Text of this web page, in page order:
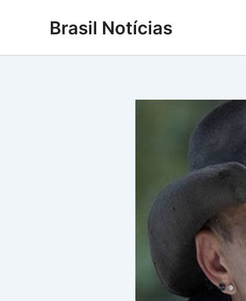
Brasil Notícias